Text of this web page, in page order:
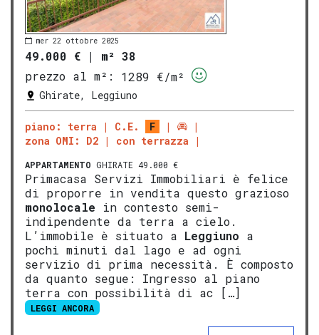
mer 22 ottobre 2025
49.000 € | m² 38
prezzo al m²:
1289 €/m²
Ghirate, Leggiuno
piano: terra C.E.
F
zona OMI: D2
con terrazza
APPARTAMENTO GHIRATE 49.000 €
Primacasa Servizi Immobiliari è felice
di proporre in vendita questo grazioso
monolocale in contesto semi-
indipendente da terra a cielo.
L’immobile è situato a Leggiuno a
pochi minuti dal lago e ad ogni
servizio di prima necessità. È composto
da quanto segue: Ingresso al piano
terra con possibilità di ac […]
LEGGI ANCORA